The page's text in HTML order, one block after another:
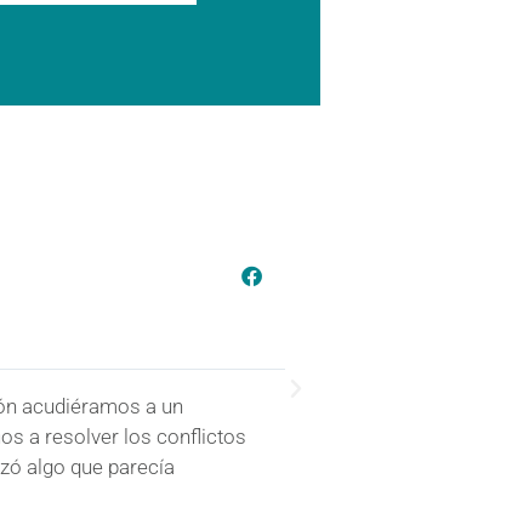
acudiéramos a un
a resolver los conflictos
algo que parecía